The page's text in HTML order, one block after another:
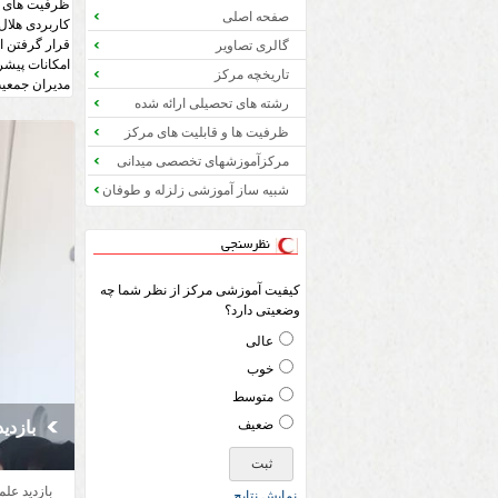
صفحه اصلی
گالری تصاویر
تاریخچه مرکز
رشته های تحصیلی ارائه شده
ظرفیت ها و قابلیت های مرکز
مرکزآموزشهای تخصصی میدانی
شبیه ساز آموزشی زلزله و طوفان
نظرسنجی
کیفیت آموزشی مرکز از نظر شما چه
وضعیتی دارد؟
عالی
خوب
متوسط
ضعیف
ظرفیت های
کاربردی هلال ایران با پیگیری
قرار
مدیران
بازدید
این
رئیس
رئیس
مسابقات فوتسال جام دهه
فایل
مربوط